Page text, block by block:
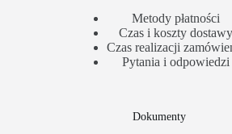
Metody płatności
Czas i koszty dostawy
Czas realizacji
Pytania i odpowiedzi
Dokumenty